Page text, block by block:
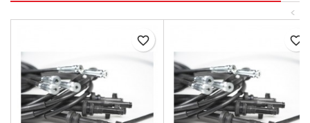
<
favorite_border favorite_border